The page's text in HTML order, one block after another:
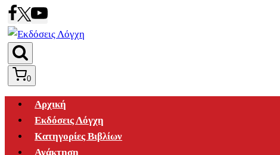
Skip
to
content
0
Αρχική
Εκδόσεις Λόγχη
Κατηγορίες Βιβλίων
Ανάκτηση